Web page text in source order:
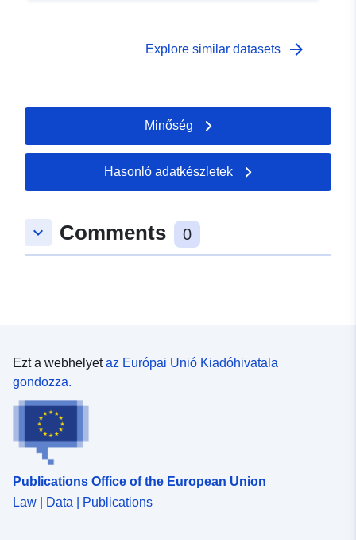
Explore similar datasets arrow_forward
Minőség
Hasonló adatkészletek
keyboard_arrow_down Comments 0
Ezt a webhelyetaz Európai Unió Kiadóhivatala
gondozza.
Publications Office of the European Union
Law | Data | Publications